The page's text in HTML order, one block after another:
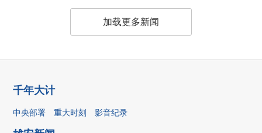
加载更多新闻
千年大计
中央部署 重大时刻 影音纪录